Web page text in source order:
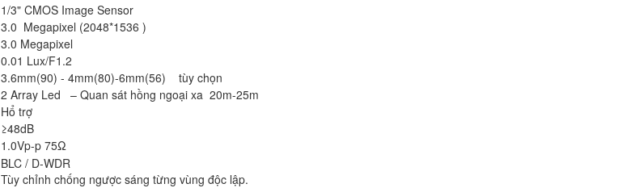
1/3" CMOS Image Sensor
3.0 Megapixel (2048*1536 )
3.0 Megapixel
0.01 Lux/F1.2
3.6mm(90) - 4mm(80)-6mm(56) tùy chọn
2 Array Led – Quan sát hồng ngoại xa 20m-25m
Hổ trợ
≥48dB
1.0Vp-p 75Ω
BLC / D-WDR
Tùy chỉnh chống ngược sáng từng vùng độc lập.